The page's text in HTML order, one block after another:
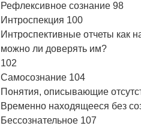
Рефлексивное сознание 98
Интроспекция 100
Интроспективные отчеты как
можно ли доверять им?
102
Самосознание 104
Понятия, описывающие
Временно находящееся без
Бессознательное 107